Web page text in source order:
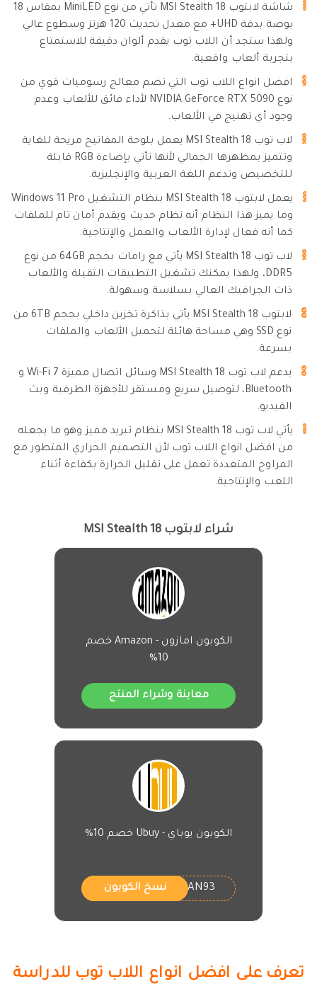
شاشة لابتوب MSI Stealth 18 تأتي من نوع MiniLED بمقاس 18
بوصة بدقة UHD+ مع معدل تحديث 120 هرتز وسطوع عالي
ولهذا ستجد أن اللاب توب يقدم ألوان دقيقة للاستمتاع
بتجربة ألعاب واقعية.
افضل انواع اللاب توب التي تضم معالج رسوميات قوي من
نوع NVIDIA GeForce RTX 5090 لأداء فائق للألعاب وعدم
وجود أي تهنيج في الألعاب.
لاب توب MSI Stealth 18 يعمل بلوحة المفاتيح مريحة للغاية
وتتميز بمظهرها الجمالي لأنها تأتي بإضاءة RGB قابلة
للتخصيص وتدعم اللغة العربية والإنجليزية.
يعمل لابتوب MSI Stealth 18 بنظام التشغيل Windows 11 Pro
وما يميز هذا النظام أنه نظام حديث ويقدم أمان تام للملفات
كما أنه فعال لإدارة الألعاب والعمل والإنتاجية.
لاب توب MSI Stealth 18 يأتي مع رامات بحجم 64GB من نوع
DDR5، ولهذا يمكنك تشغيل التطبيقات الثقيلة والألعاب
ذات الجرافيك العالي بسلاسة وسهولة.
لابتوب MSI Stealth 18 يأتي بذاكرة تخزين داخلي بحجم 6TB من
نوع SSD وهي مساحة هائلة لتحميل الألعاب والملفات
بسرعة.
يدعم لاب توب MSI Stealth 18 وسائل اتصال مميزة Wi-Fi 7 و
Bluetooth، لتوصيل سريع ومستقر للأجهزة الطرفية وبث
الفيديو.
يأتي لاب توب MSI Stealth 18 بنظام تبريد مميز وهو ما يجعله
من افضل انواع اللاب توب لأن التصميم الحراري المتطور مع
المراوح المتعددة تعمل على تقليل الحرارة بكفاءة أثناء
اللعب والإنتاجية.
شراء لابتوب MSI Stealth 18
الكوبون امازون - Amazon خصم
10%
معاينة وشراء المنتج
الكوبون يوباي - Ubuy خصم 10%
UBAN93 نسخ الكوبون
تعرف على افضل انواع اللاب توب للدراسة